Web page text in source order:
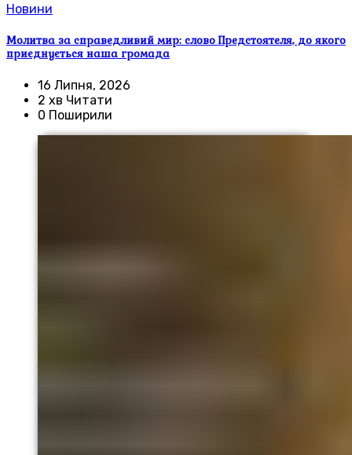
Новини
Молитва за справедливий мир: слово Предстоятеля, до якого
приєднується наша громада
16 Липня, 2026
2 хв Читати
0 Поширили